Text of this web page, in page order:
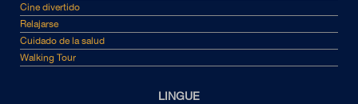
Cine divertido
Relajarse
Cuidado de la salud
Walking Tour
LINGUE